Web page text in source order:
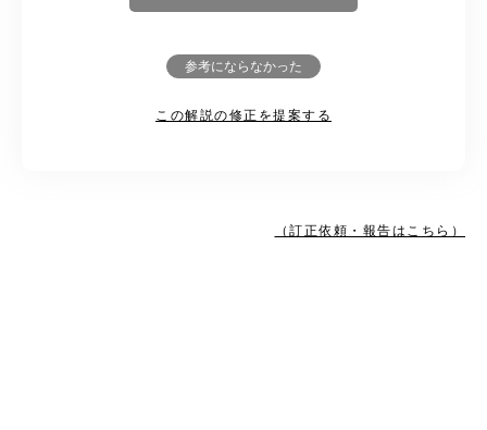
参考にならなかった
この解説の修正を提案する
（訂正依頼・報告はこちら）